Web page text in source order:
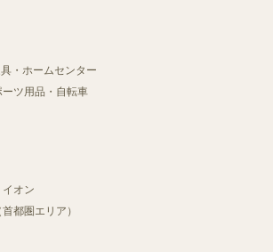
・ホームセンター
ーツ用品・自転車
イオン
都圏エリア）